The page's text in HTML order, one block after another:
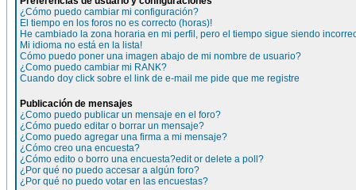
¿Cómo puedo cambiar mi configuración?
El tiempo en los foros no es correcto (horas)!
He cambiado la zona horaria en mi perfil, pero el tiempo sigue siendo
Mi idioma no está en la lista!
Cómo puedo poner una imagen abajo de mi nombre de usuario?
¿Como puedo cambiar mi RANK?
Cuando doy click sobre el link de e-mail me pide que me registre
Publicación de mensajes
¿Como puedo publicar un mensaje en el foro?
¿Cómo puedo editar o borrar un mensaje?
¿Como puedo agregar una firma a mi mensaje?
¿Cómo creo una encuesta?
¿Cómo edito o borro una encuesta?edit or delete a poll?
¿Por qué no puedo accesar a algún foro?
¿Por qué no puedo votar en las encuestas?